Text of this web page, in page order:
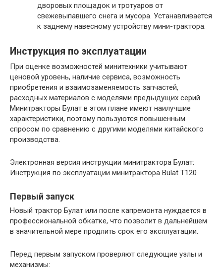
дворовых площадок и тротуаров от
свежевыпавшего снега и мусора. Устанавливается
к заднему навесному устройству мини-трактора.
Инструкция по эксплуатации
При оценке возможностей минитехники учитывают
ценовой уровень, наличие сервиса, возможность
приобретения и взаимозаменяемость запчастей,
расходных материалов с моделями предыдущих серий.
Минитракторы Булат в этом плане имеют наилучшие
характеристики, поэтому пользуются повышенным
спросом по сравнению с другими моделями китайского
производства.
Электронная версия инструкции минитрактора Булат:
Инструкция по эксплуатации минитрактора Bulat T120
Первый запуск
Новый трактор Булат или после капремонта нуждается в
профессиональной обкатке, что позволит в дальнейшем
в значительной мере продлить срок его эксплуатации.
Перед первым запуском проверяют следующие узлы и
механизмы: